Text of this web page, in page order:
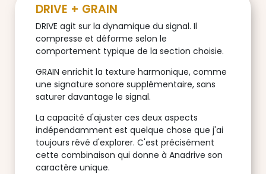
DRIVE + GRAIN
DRIVE agit sur la dynamique du signal. Il
compresse et déforme selon le
comportement typique de la section choisie.
GRAIN enrichit la texture harmonique, comme
une signature sonore supplémentaire, sans
saturer davantage le signal.
La capacité d'ajuster ces deux aspects
indépendamment est quelque chose que j'ai
toujours rêvé d'explorer. C'est précisément
cette combinaison qui donne à Anadrive son
caractère unique.